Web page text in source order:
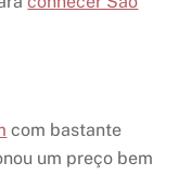
com bastante
um preço bem